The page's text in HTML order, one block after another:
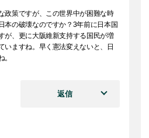
政策ですが、この世界中が困難な時
本の破壊なのですか？3年前に日本国
が、更に大阪維新支持する国民が増
いますね。早く憲法変えないと、日
返信